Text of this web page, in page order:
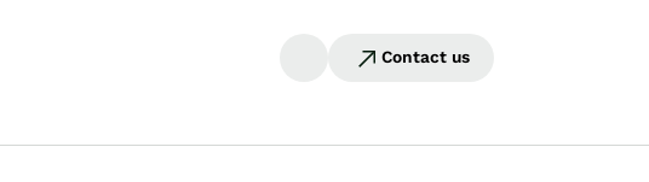
Contact us